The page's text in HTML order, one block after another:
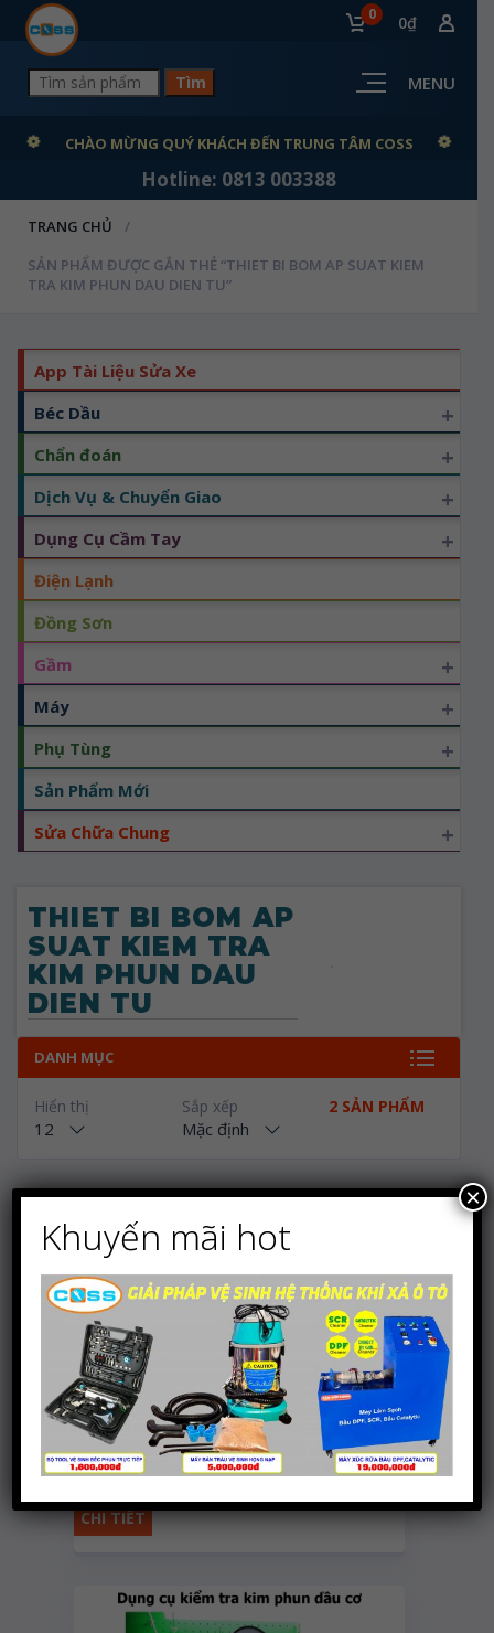
0 0₫
MENU
CHÀO MỪNG QUÝ KHÁCH ĐẾN TRUNG TÂM COSS
Hotline: 0813 003388
TRANG CHỦ
SẢN PHẨM ĐƯỢC GẮN THẺ “THIET BI BOM AP SUAT KIEM
TRA KIM PHUN DAU DIEN TU”
App Tài Liệu Sửa Xe
Béc Dầu
+
Chẩn đoán +
Dịch Vụ & Chuyển Giao +
Dụng Cụ Cầm Tay +
Điện Lạnh
Đồng Sơn
Gầm
+
Máy +
Phụ Tùng +
Sản Phẩm Mới
Sửa Chữa Chung
+
THIET BI BOM AP
SUAT KIEM TRA
KIM PHUN DAU
DIEN TU
DANH MỤC
2 SẢN PHẨM
Sắp xếp
Mặc định
Hiển thị
12
Dụng cụ kiểm tra kim
phun dầu cơ
CHI TIẾT
Khuyến mãi hot
×